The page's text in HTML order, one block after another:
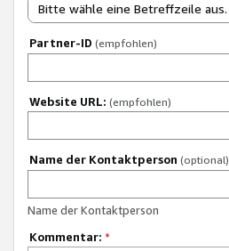
Bitte wähle eine Betreffzeile aus.
Partner-ID (empfohlen)
Website URL: (empfohlen)
Name der Kontaktperson (optional)
Name der Kontaktperson
Kommentar: *